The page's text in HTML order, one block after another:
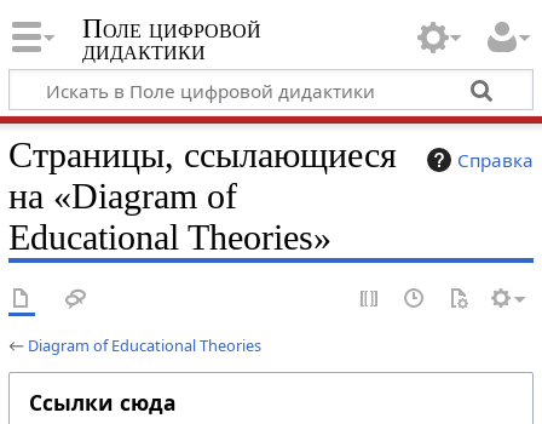
Поле цифровой
дидактики
Справка
Страницы, ссылающиеся
на «Diagram of
Educational Theories»
← Diagram of Educational Theories
Ссылки сюда